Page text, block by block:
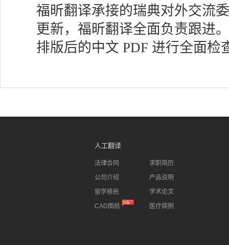
福昕翻译承接的瑞典对外交流
更新，福昕翻译全面负责跟进
排版后的中文 PDF 进行全面检
人工翻译
法律合同
公司介绍
留学移民
CAD图纸
求职简历
产品说明
学术论文
医疗病例